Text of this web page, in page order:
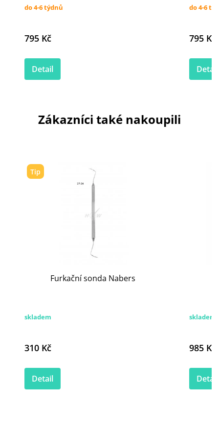
do 4-6 týdnů
795 Kč
Detail
do 4-6
795 Kč
Detail
Zákazníci také nakoupili
Tip
Furkační sonda Nabers
skladem
310 Kč
Detail
skladem
985 Kč
Detail